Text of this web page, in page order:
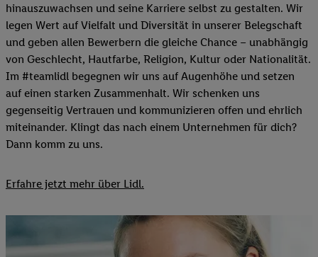
hinauszuwachsen und seine Karriere selbst zu gestalten. Wir
legen Wert auf Vielfalt und Diversität in unserer Belegschaft
und geben allen Bewerbern die gleiche Chance – unabhängig
von Geschlecht, Hautfarbe, Religion, Kultur oder Nationalität.
Im #teamlidl begegnen wir uns auf Augenhöhe und setzen
auf einen starken Zusammenhalt. Wir schenken uns
gegenseitig Vertrauen und kommunizieren offen und ehrlich
miteinander. Klingt das nach einem Unternehmen für dich?
Dann komm zu uns.​
Erfahre jetzt mehr über Lidl.